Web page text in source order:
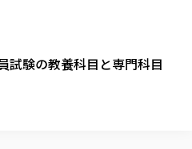
ン
課外活動 TOP
試験の教養科目と専門科目